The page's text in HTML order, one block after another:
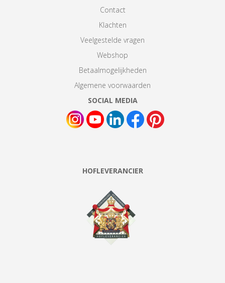
Contact
Klachten
Veelgestelde vragen
Webshop
Betaalmogelijkheden
Algemene voorwaarden
SOCIAL MEDIA
HOFLEVERANCIER